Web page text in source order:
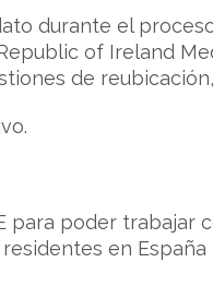
durante el
of Ireland
de
para poder trabajar
en